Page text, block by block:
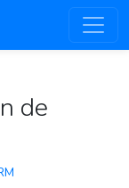
de